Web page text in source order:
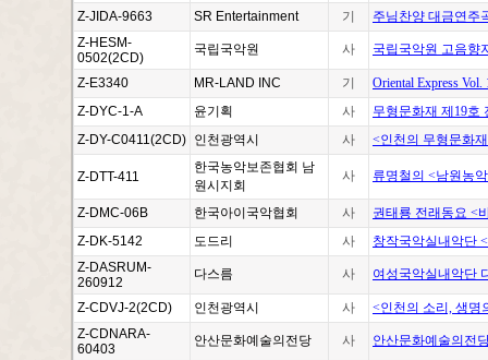
Z-JIDA-9663
SR Entertainment 기
주님찬양 대금연주
Z-HESM-
0502(2CD)
국립국악원 사 국립국악원 고음향
Z-E3340 MR-LAND INC 기
Oriental Express Vol.
Z-DYC-1-A
윤기획 사
무형문화재 제19호
Z-DY-C0411(2CD) 인천광역시 사 <인천의 무형문화
Z-DTT-411
한국농악보존협회 남
원시지회
사 류명철의 <남원농
Z-DMC-06B 한국아이국악협회 사
권태룡 전래동요 <
Z-DK-5142
도드리 사
창작국악실내악단
Z-DASRUM-
260912
다스름 사 여성국악실내악단
Z-CDVJ-2(2CD) 인천광역시 사
<인천의 소리, 생명
Z-CDNARA-
60403
안산문화예술의전당 사 안산문화예술의전